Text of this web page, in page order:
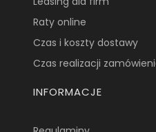
Raty online
Czas i koszty dostawy
Czas realizacji
INFORMACJE